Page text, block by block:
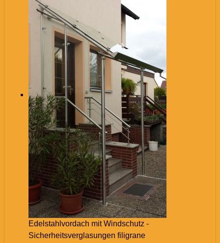
Edelstahlvordach mit Windschutz -
Sicherheitsverglasungen filigrane